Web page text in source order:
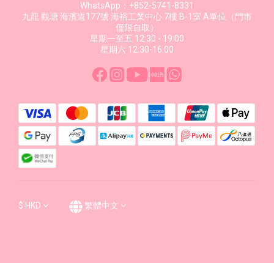
WhatsApp：+852-5741-8331
九龍 觀塘 海濱道177號 海裕工業中心 7樓 B-1室 A單位（門市
僅限自取）
星期一至五 12:30 - 19:00
星期六 12:30-16:00
$ HKD 繁體中文